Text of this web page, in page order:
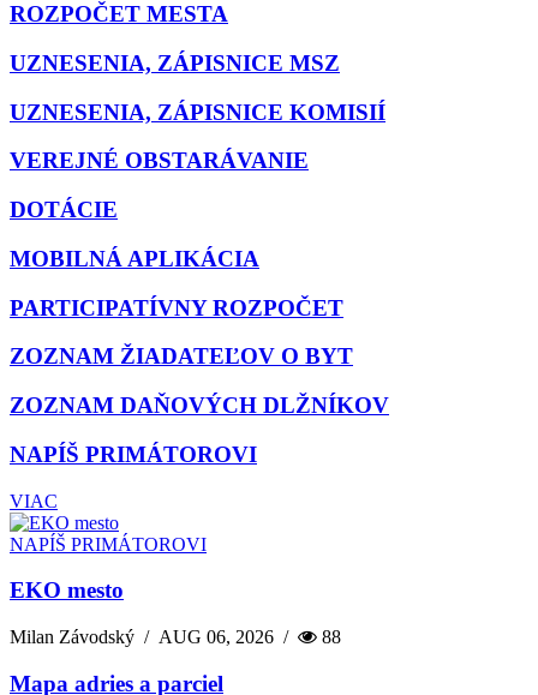
ROZPOČET MESTA
UZNESENIA, ZÁPISNICE MSZ
UZNESENIA, ZÁPISNICE KOMISIÍ
VEREJNÉ OBSTARÁVANIE
DOTÁCIE
MOBILNÁ APLIKÁCIA
PARTICIPATÍVNY ROZPOČET
ZOZNAM ŽIADATEĽOV O BYT
ZOZNAM DAŇOVÝCH DLŽNÍKOV
NAPÍŠ PRIMÁTOROVI
VIAC
NAPÍŠ PRIMÁTOROVI
EKO mesto
Milan Závodský /AUG 06, 2026 / 88
Mapa adries a parciel